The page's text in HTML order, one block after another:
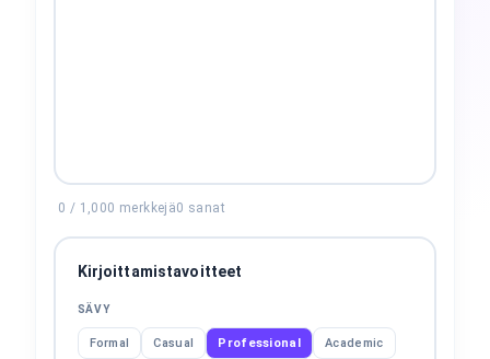
0 / 1,000 merkkejä0 sanat
Kirjoittamistavoitteet
SÄVY
Formal Casual Professional Academic